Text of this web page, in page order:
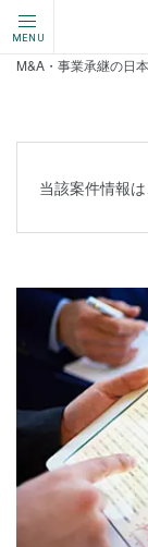
MENU
M&A・事業承継の日
当該案件情報